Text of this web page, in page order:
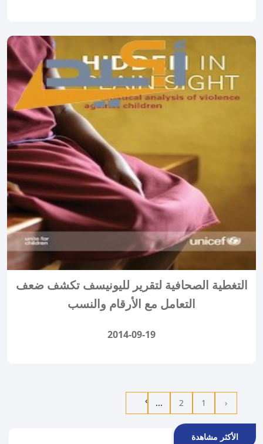
التغطية الصحافية لتقرير لليونيسف تكشف ضعف
التعامل مع الأرقام والنسب
2014-09-19
‹
1
2
...
›
الأكثر مشاهدة